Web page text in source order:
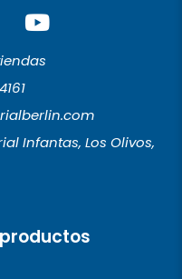
Y
o
u
u
b
e
Infantas, Los Olivos,